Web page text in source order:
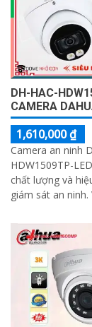
DH-HAC-
CAMERA
1,610,000 ₫
Camera an ninh
HDW1509TP-
chất lượng và
giám sát an ninh. Với chất lượng hình
lại hình ảnh rõ